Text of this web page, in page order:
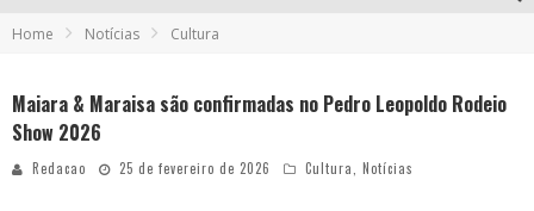
Home Notícias Cultura
Maiara & Maraisa são confirmadas no Pedro Leopoldo Rodeio
Show 2026
Redacao 25 de fevereiro de 2026 Cultura Notícias